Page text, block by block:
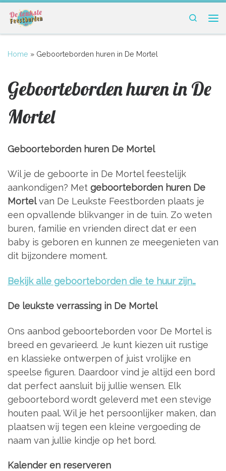
Ga naar inhoud
Search
Home » Geboorteborden huren in De Mortel
Geboorteborden huren in De
Mortel
Geboorteborden huren De Mortel
Wil je de geboorte in De Mortel feestelijk
aankondigen? Met geboorteborden huren De
Mortelvan De Leukste Feestborden plaats je
een opvallende blikvanger in de tuin. Zo weten
buren, familie en vrienden direct dat er een
baby is geboren en kunnen ze meegenieten van
dit bijzondere moment.
Bekijk alle geboorteborden die te huur zijn…
De leukste verrassing in De Mortel
Ons aanbod geboorteborden voor De Mortel is
breed en gevarieerd. Je kunt kiezen uit rustige
en klassieke ontwerpen of juist vrolijke en
speelse figuren. Daardoor vind je altijd een bord
dat perfect aansluit bij jullie wensen. Elk
geboortebord wordt geleverd met een stevige
houten paal. Wil je het persoonlijker maken, dan
plaatsen wij tegen een kleine vergoeding de
naam van jullie kindje op het bord.
Kalender en reserveren